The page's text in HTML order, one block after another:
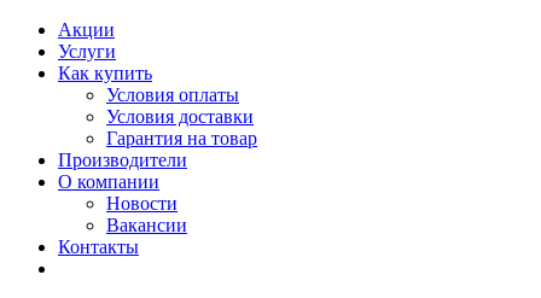
Акции
Услуги
Как купить
Условия оплаты
Условия доставки
Гарантия на товар
Производители
О компании
Новости
Вакансии
Контакты